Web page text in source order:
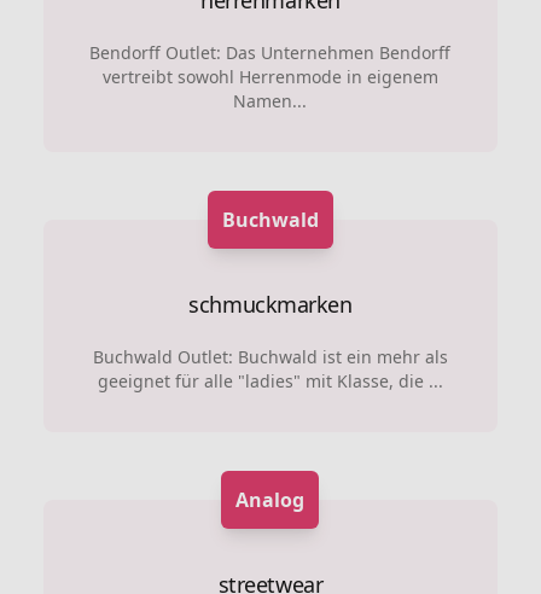
Bendorff Outlet: Das Unternehmen Bendorff
vertreibt sowohl Herrenmode in eigenem
Namen...
Buchwald
schmuckmarken
Buchwald Outlet: Buchwald ist ein mehr als
geeignet für alle "ladies" mit Klasse, die ...
Analog
streetwear